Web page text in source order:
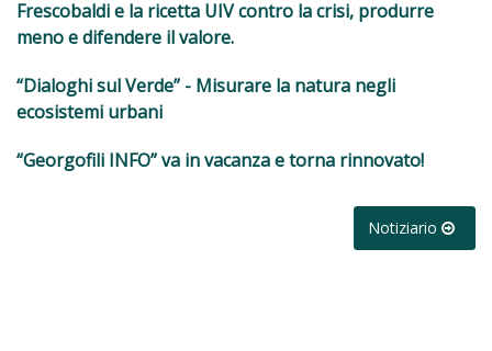
Frescobaldi e la ricetta UIV contro la crisi, produrre
meno e difendere il valore.
“Dialoghi sul Verde” - Misurare la natura negli
ecosistemi urbani
“Georgofili INFO” va in vacanza e torna rinnovato!
Notiziario